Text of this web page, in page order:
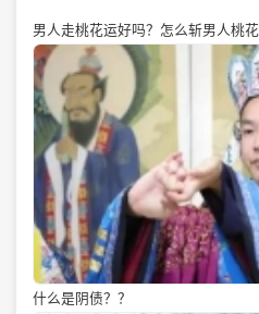
男人走桃花运好吗？怎么斩男人桃花
什么是阴债？？